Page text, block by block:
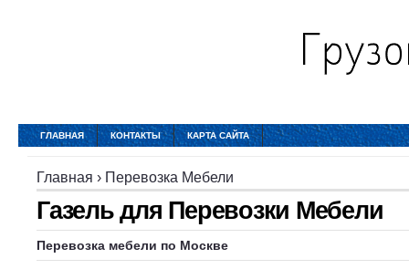
ГЛАВНАЯ КОНТАКТЫ КАРТА САЙТА
Главная › Перевозка Мебели
Газель для Перевозки Мебели
Перевозка мебели по Москве